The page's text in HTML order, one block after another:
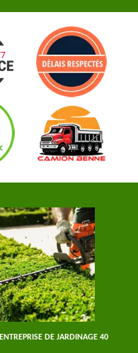
ENTREPRISE DE JARDINAGE 40